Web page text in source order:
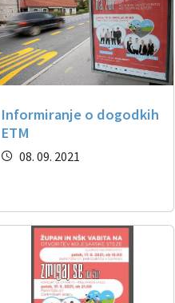
Informiranje o dogodkih
ETM
08. 09. 2021